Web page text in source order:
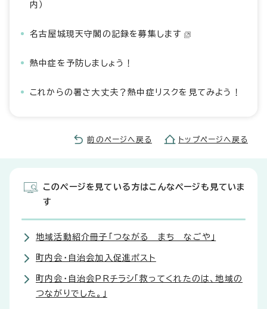
内）
名古屋城現天守閣の記録を募集します
熱中症を予防しましょう！
これからの暑さ大丈夫？熱中症リスクを見てみよう！
前のページへ戻る トップページへ戻る
このページを見ている方はこんなページも見ていま
す
地域活動紹介冊子「つながる まち なごや」
町内会・自治会加入促進ポスト
町内会・自治会PRチラシ「救ってくれたのは、地域の
つながりでした。」